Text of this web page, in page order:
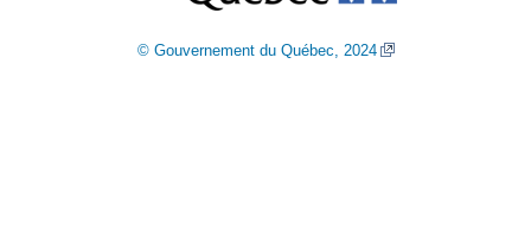
© Gouvernement du Québec, 2024